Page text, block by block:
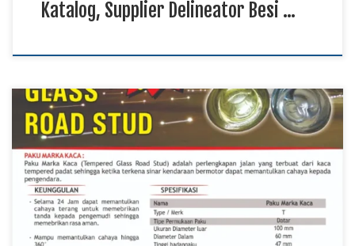
Katalog, Supplier Delineator Besi …
Produksi Paku Marka Petir Papua, Distributor Paku Marka
Petir Kalimantan TKDN E Katalog, Pabrik Paku Marka Petir
Sulawesi Paku marka petir menjadi salah satu perlengkapan
keselamatan jalan yang sangat penting untuk meningkatkan
visibilitas kendaraan pada malam hari. Produk memiliki daya
pantul cahaya yang tinggi sehingga mampu membantu
pengendara mengenali jalur […]